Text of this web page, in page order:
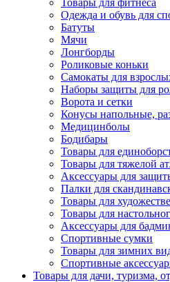
Товары для фитнеса
Одежда и обувь для
Батуты
Мячи
Лонгборды
Роликовые коньки
Самокаты для
Наборы защиты для
Ворота и сетки
Конусы напольные,
Медицинболы
Бодибары
Товары для
Товары для тяжелой
Аксессуары для
Палки для
Товары для
Товары для
Аксессуары для
Спортивные сумки
Товары для зимних
Спортивные
Товары для дачи, туризма,